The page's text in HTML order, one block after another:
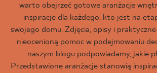
warto obejrzeć gotowe aranżacje
inspiracje dla każdego, kto jest na
swojego domu. Zdjęcia, opisy i
nieocenioną pomoc w podejmowaniu
naszym blogu podpowiadamy, jakie
Przedstawione aranżacje stanowią